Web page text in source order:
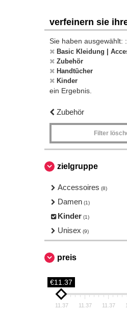
verfeinern sie
Sie haben ausgewählt: :
Basic Kleidung |
Zubehör
Handtücher
Kinder
ein Ergebnis.
Zubehör
Filter
zielgruppe
Accessoires (8)
Damen (1)
Kinder (1)
Unisex (9)
preis
€11.37
11.37 11.37 11.37